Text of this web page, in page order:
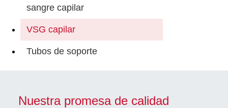
sangre capilar
VSG capilar
Tubos de soporte
Nuestra promesa de calidad